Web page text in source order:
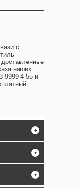
с
наших
9999-4-55 и
+
+
+